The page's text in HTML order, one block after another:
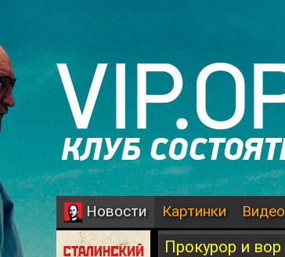
Новости Картинки Видео
Прокурор и вор